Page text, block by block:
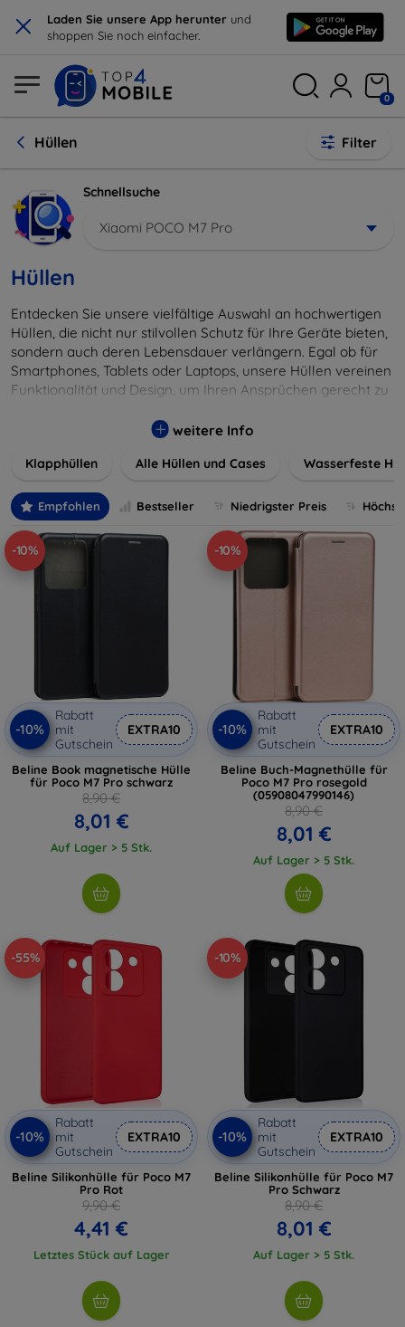
× Laden Sie unsere App herunter und
shoppen Sie noch einfacher.
0
Hüllen Filter
Schnellsuche
Xiaomi POCO M7 Pro
Hüllen
Entdecken Sie unsere vielfältige Auswahl an hochwertigen
Hüllen, die nicht nur stilvollen Schutz für Ihre Geräte bieten,
sondern auch deren Lebensdauer verlängern. Egal ob für
Smartphones, Tablets oder Laptops, unsere Hüllen vereinen
Funktionalität und Design, um Ihren Ansprüchen gerecht zu
Farben, um Ihren persönlichen Stil perfekt zu
weitere Info
Klapphüllen Alle Hüllen und Cases Wasserfeste
Empfohlen Bestseller Niedrigster Preis
-10%
-10%
Rabatt
mit
Gutschein
EXTRA10
Beline Book magnetische Hülle
für Poco M7 Pro schwarz
8,90 €
8,01 €
Auf Lager > 5 Stk.
-10%
-10%
Rabatt
mit
Gutschein
EXTRA10
Beline Buch-Magnethülle für
Poco M7 Pro rosegold
(05908047990146)
8,90 €
8,01 €
Auf Lager > 5 Stk.
-55%
-10%
Rabatt
mit
Gutschein
EXTRA10
Beline Silikonhülle für Poco M7
Pro Rot
9,90 €
4,41 €
Letztes Stück auf Lager
-10%
-10%
Rabatt
mit
Gutschein
EXTRA10
Beline Silikonhülle für Poco M7
Pro Schwarz
8,90 €
8,01 €
Auf Lager > 5 Stk.